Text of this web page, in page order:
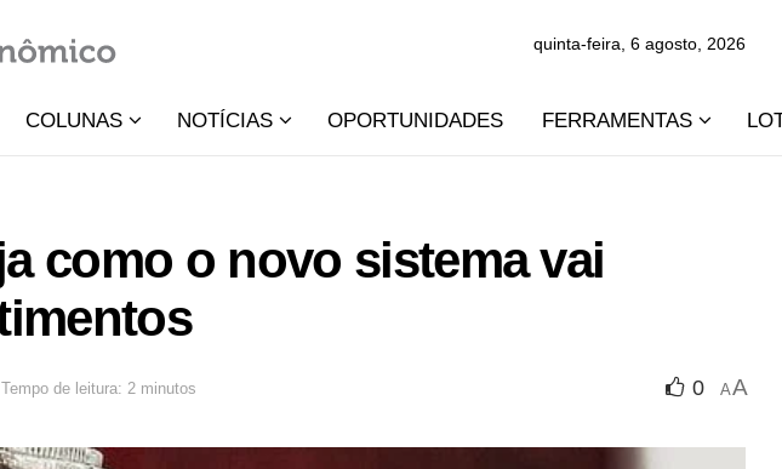
quinta-feira, 6 agosto, 2026
COLUNAS NOTÍCIAS OPORTUNIDADES FERRAMENTAS
como o novo sistema vai
Tempo de leitura: 2 minutos 0 AA